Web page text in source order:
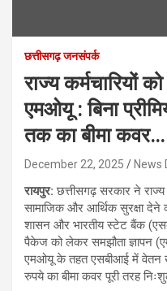
छत्तीसगढ़ जनसंपर्क
राज्य कर्मचारियों
एमओयू : बिना
तक का बीमा
December 22, 2025 News
रायपुर:छत्तीसगढ़ सरकार ने राज्य
सामाजिक और आर्थिक सुरक्षा देने
शासन और भारतीय स्टेट बैंक
पैकेज को लेकर समझौता ज्ञापन
एमओयू के तहत एसबीआई में वेतन
रुपये का बीमा कवर पूरी तरह